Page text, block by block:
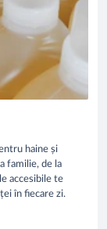
haine și
familie, de la
accesibile te
în fiecare zi.